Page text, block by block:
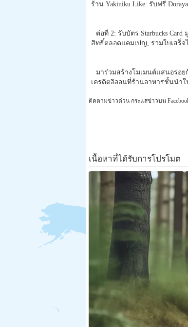
ร้าน Yakiniku Like: รับฟรี
ต่อที่ 2: รับบัตร Starbucks
สิทธิ์ตลอดแคมเปญ, รวมใบเสร็จ
มาร่วมสร้างโมเมนต์แสนอร่อ
เครดิตอิออนที่ร้านอาหารชั้นนำ
ติดตามข่าวด่วน กระแสข่าวบน